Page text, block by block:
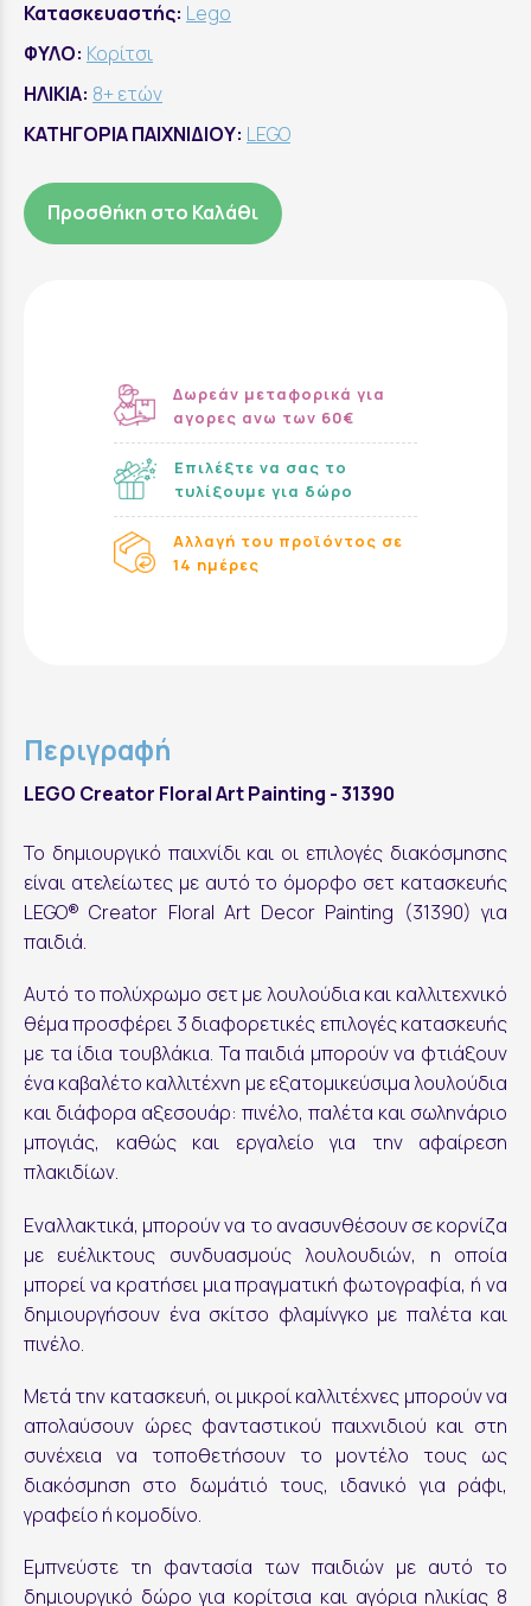
Κατασκευαστής: Lego
ΦΥΛΟ: Κορίτσι
ΗΛΙΚΙΑ: 8+ ετών
ΚΑΤΗΓΟΡΙΑ ΠΑΙΧΝΙΔΙΟΥ: LEGO
Προσθήκη στο Καλάθι
Δωρεάν μεταφορικά για
αγορες ανω των 60€
Επιλέξτε να σας το
τυλίξουμε για δώρο
Αλλαγή του προϊόντος σε
14 ημέρες
Περιγραφή
LEGO Creator Floral Art Painting - 31390
Το δημιουργικό παιχνίδι και οι επιλογές διακόσμησης
είναι ατελείωτες με αυτό το όμορφο σετ κατασκευής
LEGO® Creator Floral Art Decor Painting (31390) για
παιδιά.
Αυτό το πολύχρωμο σετ με λουλούδια και καλλιτεχνικό
θέμα προσφέρει 3 διαφορετικές επιλογές κατασκευής
με τα ίδια τουβλάκια. Τα παιδιά μπορούν να φτιάξουν
ένα καβαλέτο καλλιτέχνη με εξατομικεύσιμα λουλούδια
και διάφορα αξεσουάρ: πινέλο, παλέτα και σωληνάριο
μπογιάς, καθώς και εργαλείο για την αφαίρεση
πλακιδίων.
Εναλλακτικά, μπορούν να το ανασυνθέσουν σε κορνίζα
με ευέλικτους συνδυασμούς λουλουδιών, η οποία
μπορεί να κρατήσει μια πραγματική φωτογραφία, ή να
δημιουργήσουν ένα σκίτσο φλαμίνγκο με παλέτα και
πινέλο.
Μετά την κατασκευή, οι μικροί καλλιτέχνες μπορούν να
απολαύσουν ώρες φανταστικού παιχνιδιού και στη
συνέχεια να τοποθετήσουν το μοντέλο τους ως
διακόσμηση στο δωμάτιό τους, ιδανικό για ράφι,
γραφείο ή κομοδίνο.
Εμπνεύστε τη φαντασία των παιδιών με αυτό το
δημιουργικό δώρο για κορίτσια και αγόρια ηλικίας 8